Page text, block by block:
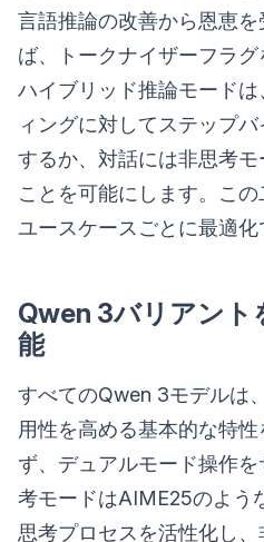
言語推論の改善から恩恵を
ば、トークナイザーフラ
ハイブリッド推論モード
ィングに対してステップ
するか、対話には非思考
ことを可能にします。こ
ユースケースごとに最適化
Qwen 3バリアント
能
すべてのQwen 3モデルは
用性を高める基本的な特
ず、デュアルモード操作
考モードはAIME25のよう
思考プロセスを活性化し